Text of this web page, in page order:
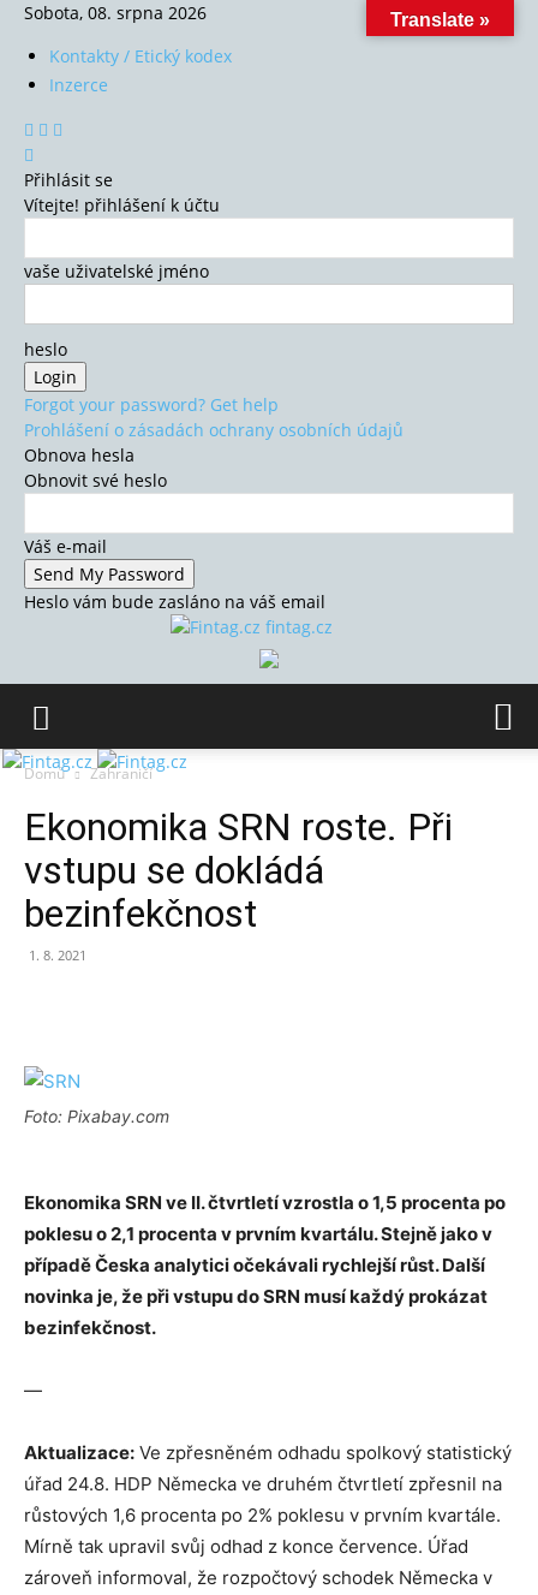
Sobota, 08. srpna 2026
Kontakty / Etický kodex
Inzerce
Přihlásit se
Vítejte! přihlášení k účtu
vaše uživatelské jméno
heslo
Forgot your password? Get help
Prohlášení o zásadách ochrany osobních údajů
Obnova hesla
Obnovit své heslo
Váš e-mail
Heslo vám bude zasláno na váš email
fintag.cz
Domů Zahraničí
Ekonomika SRN roste. Při
vstupu se dokládá
bezinfekčnost
1. 8. 2021
Foto: Pixabay.com
Ekonomika SRN ve II. čtvrtletí vzrostla o 1,5 procenta po
poklesu o 2,1 procenta v prvním kvartálu. Stejně jako v
případě Česka analytici očekávali rychlejší růst. Další
novinka je, že při vstupu do SRN musí každý prokázat
bezinfekčnost.
—
Aktualizace: Ve zpřesněném odhadu spolkový statistický
úřad 24.8. HDP Německa ve druhém čtvrtletí zpřesnil na
růstových 1,6 procenta po 2% poklesu v prvním kvartále.
Mírně tak upravil svůj odhad z konce července. Úřad
zároveň informoval, že rozpočtový schodek Německa v
Translate »